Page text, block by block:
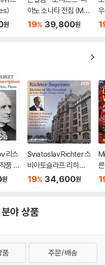
원
아노 소나타 전집 (Mo
zart: Complete Pian
19% 39,800원
r
리스
품 6
원
Sviatoslav Richter 스
비아토슬라프 리히테
르 라이브 레코딩 모음
atest)
19% 34,600원
야 상품
품 주문/배송